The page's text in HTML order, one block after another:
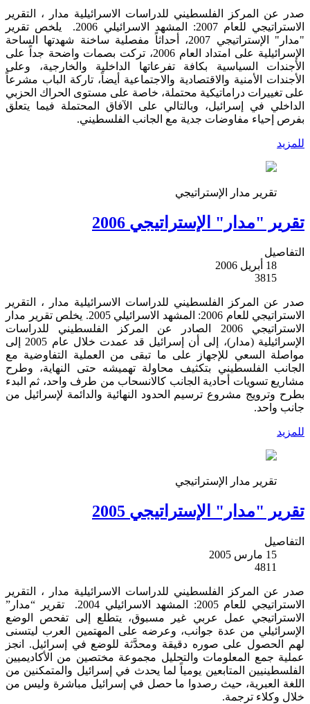
صدر عن المركز الفلسطيني للدراسات الاسرائيلية مدار ، التقرير
الاستراتيجي للعام 2007: المشهد الاسرائيلي 2006. يلخص تقرير
"مدار" الإستراتيجي 2007، أحداثاً مفصلية ساخنة شهدتها الساحة
الإسرائيلية على امتداد العام 2006، تركت بصمات واضحة جداً على
الأجندات السياسية بكافة تفرعاتها الداخلية والخارجية، وعلى
الأجندات الأمنية والاقتصادية والاجتماعية أيضاً، تاركة الباب مشرعاً
على تغييرات دراماتيكية محتملة، خاصة على مستوى الحراك الحزبي
الداخلي في إسرائيل، وبالتالي على الآفاق المحتملة فيما يتعلق
بفرص إحياء مفاوضات جدية مع الجانب الفلسطيني.
للمزيد
تقرير مدار الإستراتيجي
تقرير "مدار" الإستراتيجي 2006
التفاصيل
18 أبريل 2006
3815
صدر عن المركز الفلسطيني للدراسات الاسرائيلية مدار ، التقرير
الاستراتيجي للعام 2006: المشهد الاسرائيلي 2005. يخلص تقرير مدار
الاستراتيجي 2006 الصادر عن المركز الفلسطيني للدراسات
الإسرائيلية (مدار)، إلى أن إسرائيل قد عمدت خلال عام 2005 إلى
مواصلة السعي للإجهاز على ما تبقى من العملية التفاوضية مع
الجانب الفلسطيني بتكثيف محاولة تهميشه حتى النهاية، وطرح
مشاريع تسويات أحادية الجانب كالانسحاب من طرف واحد، ثم البدء
بطرح وترويج مشروع ترسيم الحدود النهائية والدائمة لإسرائيل من
جانب واحد.
للمزيد
تقرير مدار الإستراتيجي
تقرير "مدار" الإستراتيجي 2005
التفاصيل
15 مارس 2005
4811
صدر عن المركز الفلسطيني للدراسات الاسرائيلية مدار ، التقرير
الاستراتيجي للعام 2005: المشهد الاسرائيلي 2004. تقرير “مدار”
الاستراتيجي عمل عربي غير مسبوق، يتطلع إلى تفحص الوضع
الإسرائيلي من عدة جوانب، وعرضه على المهتمين العرب ليتسنى
لهم الحصول على صوره دقيقة ومحدَّثة للوضع في إسرائيل. انجز
عملية جمع المعلومات والتحليل مجموعة مختصين من الأكاديميين
الفلسطينيين المتابعين يومياً لما يحدث في إسرائيل والمتمكنين من
اللغة العبرية، حيث رصدوا ما حصل في إسرائيل مباشرة وليس من
خلال وكلاء ترجمة.